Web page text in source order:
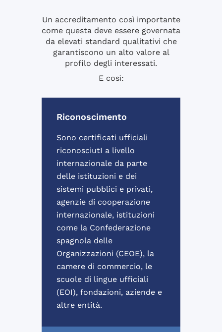
Un accreditamento così importante
come questa deve essere governata
da elevati standard qualitativi che
garantiscono un alto valore al
profilo degli interessati.
E così:
Riconoscimento
Sono certificati ufficiali
riconosciutI a livello
internazionale da parte
delle istituzioni e dei
sistemi pubblici e privati,
agenzie di cooperazione
internazionale, istituzioni
come la Confederazione
spagnola delle
Organizzazioni (CEOE), la
camere di commercio, le
scuole di lingue ufficiali
(EOI), fondazioni, aziende e
altre entità.